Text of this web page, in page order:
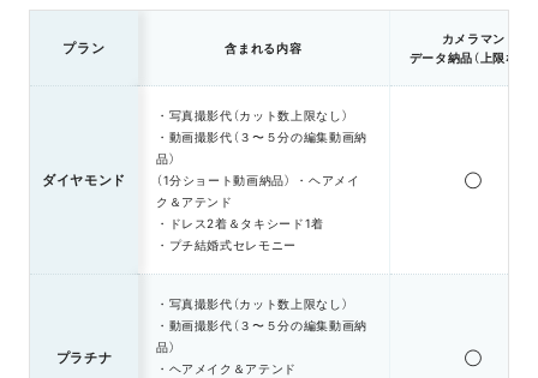
プラン 含まれる内容
カメラマン
データ納品（上限なし）
ダイヤモンド
・写真撮影代（カット数上限なし）
・動画撮影代（３〜５分の編集動画納
品）
（1分ショート動画納品） ・ヘアメイ
ク＆アテンド
・ドレス2着＆タキシード1着
・プチ結婚式セレモニー
◯
プラチナ
・写真撮影代（カット数上限なし）
・動画撮影代（３〜５分の編集動画納
品）
・ヘアメイク＆アテンド
◯